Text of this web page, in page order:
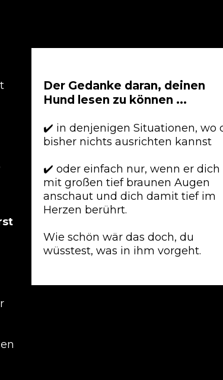
Der Gedanke daran, deinen
Hund lesen zu können ...
✔️ in denjenigen Situationen, wo
bisher nichts ausrichten kannst
✔️ oder einfach nur, wenn er dich
mit großen tief braunen Augen
anschaut und dich damit tief im
Herzen berührt.
Wie schön wär das doch, du
wüsstest, was in ihm vorgeht.